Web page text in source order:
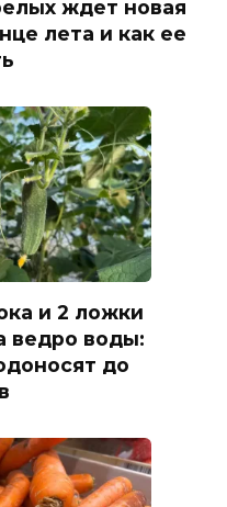
ждет новая
лета и как ее
и 2 ложки
ведро воды:
до